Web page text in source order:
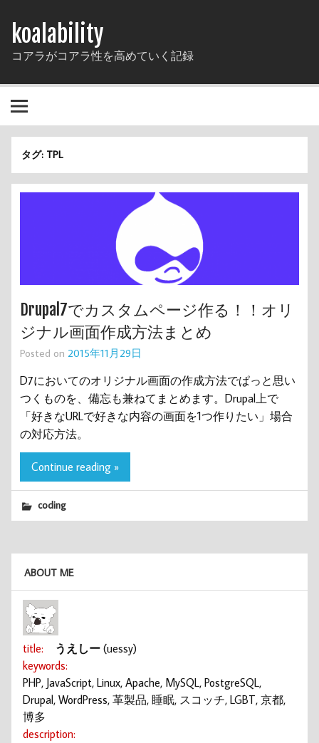
koalability
コアラがコアラ性を高めていく記録
タグ: TPL
Drupal7でカスタムページ作る！！オリ
ジナル画面作成方法まとめ
Posted on 2015年11月29日
D7においてのオリジナル画面の作成方法でぱっと思い
つくものを、備忘も兼ねてまとめます。Drupal上で
「好きなURLで好きな内容の画面を1つ作りたい」場合
の対応方法。
Continue reading »
coding
ABOUT ME
title: うえしー (uessy)
keywords:
PHP, JavaScript, Linux, Apache, MySQL, PostgreSQL,
Drupal, WordPress, 革製品, 睡眠, スコッチ, LGBT, 京都,
博多
description: